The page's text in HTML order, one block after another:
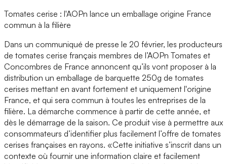
Tomates cerise : l'AOPn lance un emballage origine France
commun à la filière
Dans un communiqué de presse le 20 février, les producteurs
de tomates cerise français membres de l’AOPn Tomates et
Concombres de France annoncent qu’ils vont proposer à la
distribution un emballage de barquette 250g de tomates
cerises mettant en avant fortement et uniquement l'origine
France, et qui sera commun à toutes les entreprises de la
filière. La démarche commence à partir de cette année, et
dès le démarrage de la saison. Ce produit vise à permettre aux
consommateurs d’identifier plus facilement l’offre de tomates
cerises françaises en rayons. «Cette initiative s’inscrit dans un
contexte où fournir une information claire et facilement